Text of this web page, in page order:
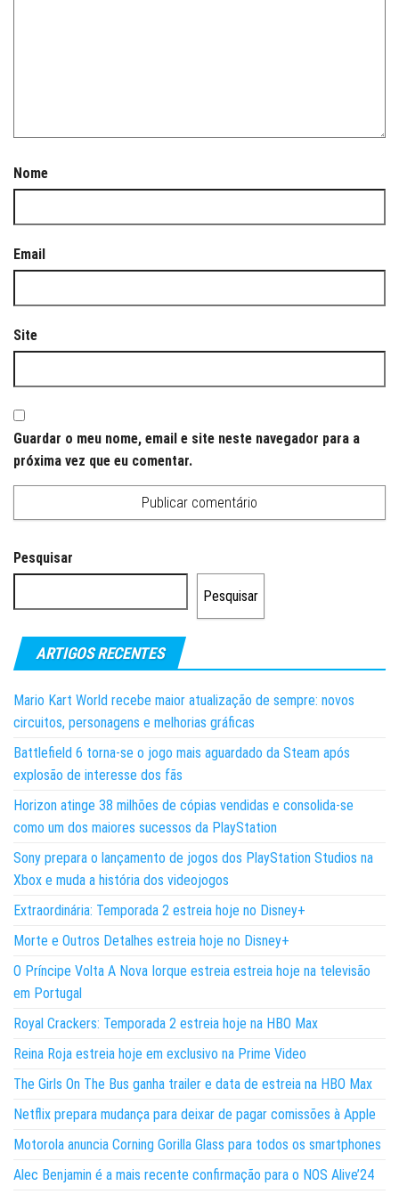
Nome
Email
Site
Guardar o meu nome, email e site neste navegador para a
próxima vez que eu comentar.
Pesquisar
Pesquisar
ARTIGOS RECENTES
Mario Kart World recebe maior atualização de sempre: novos
circuitos, personagens e melhorias gráficas
Battlefield 6 torna-se o jogo mais aguardado da Steam após
explosão de interesse dos fãs
Horizon atinge 38 milhões de cópias vendidas e consolida-se
como um dos maiores sucessos da PlayStation
Sony prepara o lançamento de jogos dos PlayStation Studios na
Xbox e muda a história dos videojogos
Extraordinária: Temporada 2 estreia hoje no Disney+
Morte e Outros Detalhes estreia hoje no Disney+
O Príncipe Volta A Nova Iorque estreia estreia hoje na televisão
em Portugal
Royal Crackers: Temporada 2 estreia hoje na HBO Max
Reina Roja estreia hoje em exclusivo na Prime Video
The Girls On The Bus ganha trailer e data de estreia na HBO Max
Netflix prepara mudança para deixar de pagar comissões à Apple
Motorola anuncia Corning Gorilla Glass para todos os smartphones
Alec Benjamin é a mais recente confirmação para o NOS Alive’24